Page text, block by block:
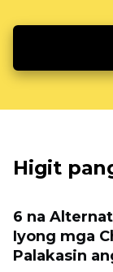
Higit
6 na
Iyong mga
Palakasin